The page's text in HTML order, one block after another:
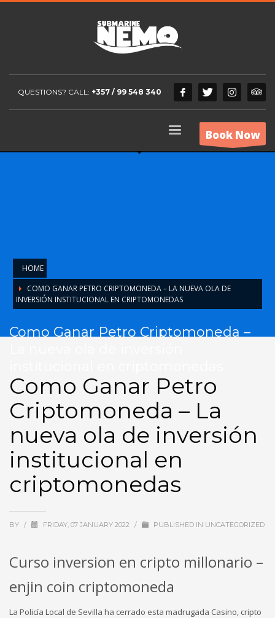
QUESTIONS? CALL: +357 / 99 548 340
Book Now
HOME
COMO GANAR PETRO CRIPTOMONEDA – LA NUEVA OLA DE
INVERSIÓN INSTITUCIONAL EN CRIPTOMONEDAS
Como Ganar Petro Criptomoneda –
Como Ganar Petro
Criptomoneda – La
nueva ola de inversión
institucional en
criptomonedas
BY / FRIDAY, 07 JANUARY 2022 / PUBLISHED IN UNCATEGORIZED
Curso inversion en cripto millonario –
enjin coin criptomoneda
La Policía Local de Sevilla ha cerrado esta madrugada Casino, cripto